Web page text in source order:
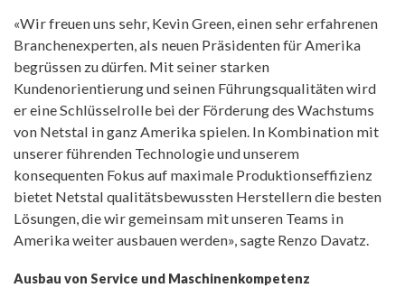
«Wir freuen uns sehr, Kevin Green, einen sehr erfahrenen
Branchenexperten, als neuen Präsidenten für Amerika
begrüssen zu dürfen. Mit seiner starken
Kundenorientierung und seinen Führungsqualitäten wird
er eine Schlüsselrolle bei der Förderung des Wachstums
von Netstal in ganz Amerika spielen. In Kombination mit
unserer führenden Technologie und unserem
konsequenten Fokus auf maximale Produktionseffizienz
bietet Netstal qualitätsbewussten Herstellern die besten
Lösungen, die wir gemeinsam mit unseren Teams in
Amerika weiter ausbauen werden», sagte Renzo Davatz.
Ausbau von Service und Maschinenkompetenz